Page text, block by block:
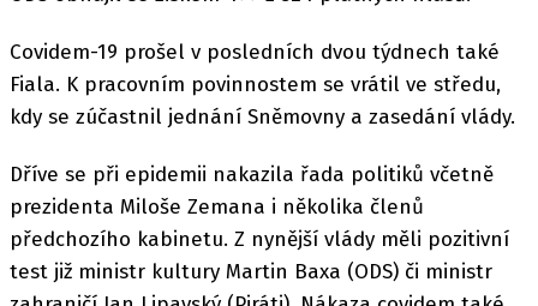
Covidem-19 prošel v posledních dvou týdnech také
Fiala. K pracovním povinnostem se vrátil ve středu,
kdy se zúčastnil jednání Sněmovny a zasedání vlády.
Dříve se při epidemii nakazila řada politiků včetně
prezidenta Miloše Zemana i několika členů
předchozího kabinetu. Z nynější vlády měli pozitivní
test již ministr kultury Martin Baxa (ODS) či ministr